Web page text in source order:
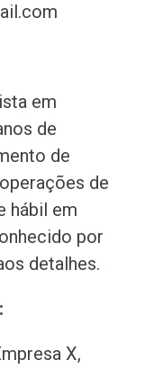
em
de
de
de
hábil em
por
detalhes.
X,